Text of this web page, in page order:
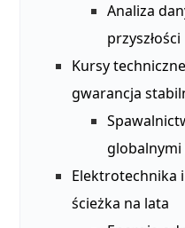
Analiza
przyszłości
Kursy
gwarancja
Elektrotechnika
ścieżka na lata